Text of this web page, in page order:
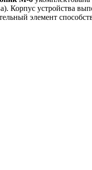
Корпус устройства
элемент